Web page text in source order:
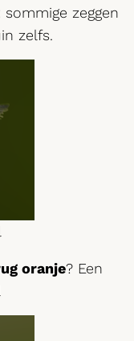
zeggen
zelfs.
oranje? Een